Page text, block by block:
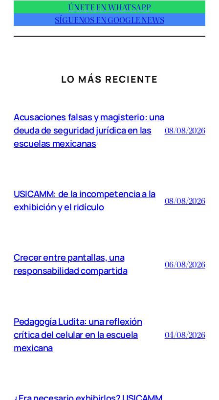
ÚNETE EN WHATSAPP
SÍGUENOS EN GOOGLE NEWS
LO MÁS RECIENTE
Acusaciones falsas y magisterio: una
deuda de seguridad jurídica en las
escuelas mexicanas
08/08/2026
USICAMM: de la incompetencia a la
exhibición y el ridículo
08/08/2026
Crecer entre pantallas, una
responsabilidad compartida
06/08/2026
Pedagogía Ludita: una reflexión
crítica del celular en la escuela
mexicana
04/08/2026